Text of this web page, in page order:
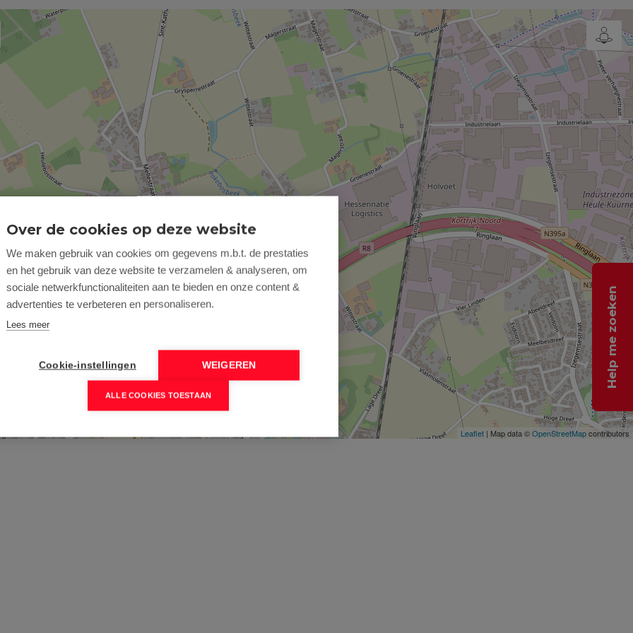
Leaflet | Map data ©OpenStreetMapcontributors
Help me zoeken
Over de cookies op deze website
We maken gebruik van cookies om gegevens m.b.t. de prestaties
en het gebruik van deze website te verzamelen & analyseren, om
sociale netwerkfunctionaliteiten aan te bieden en onze content &
advertenties te verbeteren en personaliseren.
Lees meer
Cookie-instellingen WEIGEREN
ALLE COOKIES TOESTAAN